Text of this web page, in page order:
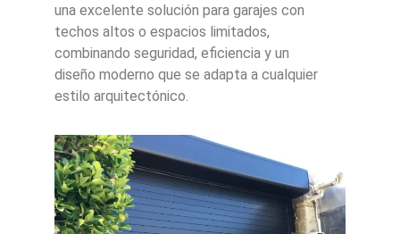
una excelente solución para garajes con
techos altos o espacios limitados,
combinando seguridad, eficiencia y un
diseño moderno que se adapta a cualquier
estilo arquitectónico.